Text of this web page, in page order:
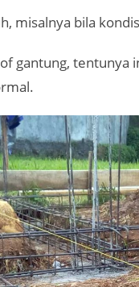
misalnya bila
gantung, tentunya